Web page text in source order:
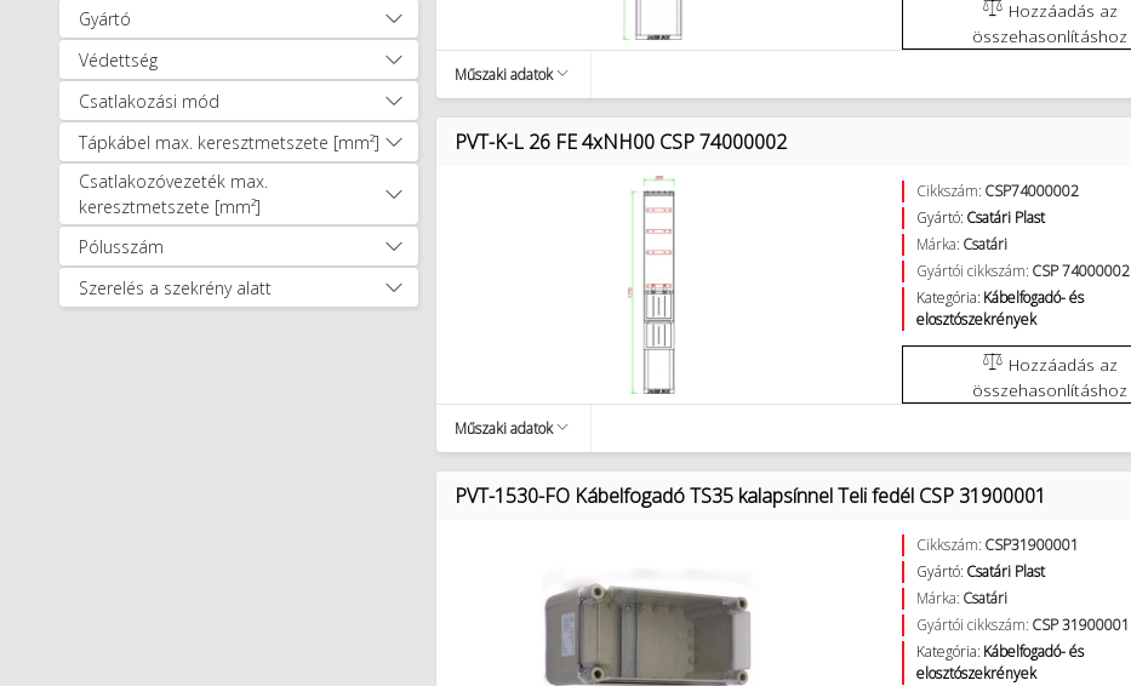
Kábelfogadó- és
elosztószekrények (51)
Kapcsoló táblák és
burkolatok (8)
Plombák (19)
Ipari kombinációk és ipari
csatlakozók (1765)
Nehéz csatlakozók (656)
Rack szekrények és tartozékok
(127)
Gyártó
Védettség
Csatlakozási mód
Tápkábel max. keresztmetszete [mm²]
Csatlakozóvezeték max.
keresztmetszete [mm²]
Pólusszám
Szerelés a szekrény alatt
összehasonlításhoz
Műszaki adatok
PVT-K-L 26 FE 4xNH00 CSP 74000002
Cikkszám: CSP74000002
Gyártó: Csatári Plast
Márka: Csatári
Gyártói cikkszám: CSP 74000002
Kategória: Kábelfogadó- és
elosztószekrények
összehasonlításhoz
Műszaki adatok
PVT-1530-FO Kábelfogadó TS35 kalapsínnel Teli fedél CSP 31900001
Cikkszám: CSP31900001
Gyártó: Csatári Plast
Márka: Csatári
Gyártói cikkszám: CSP 31900001
Kategória: Kábelfogadó- és
elosztószekrények